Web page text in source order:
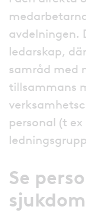
avdelningen.
ledarskap,
samråd med
tillsammans
personal (t
Se